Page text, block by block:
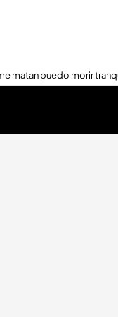
matan puedo morir